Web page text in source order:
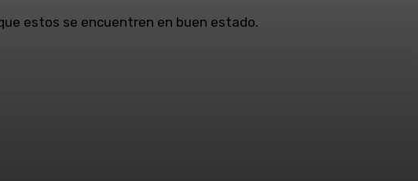
estos se encuentren en buen estado.